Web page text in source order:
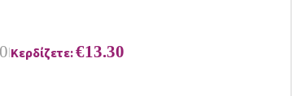
|Κερδίζετε:€13.30